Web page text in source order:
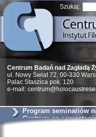
Szukaj:
Centrum Badań nad Zagładą
ul. Nowy Świat 72, 00-330
Palac Staszica pok. 120
e-mail:
Program seminariów
Centrum na semestr